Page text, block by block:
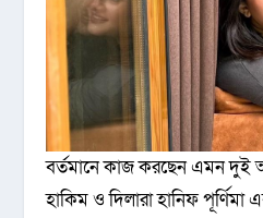
বর্তমানে কাজ করছেন এমন
হাকিম ও দিলারা হানিফ পূর্ণিমা